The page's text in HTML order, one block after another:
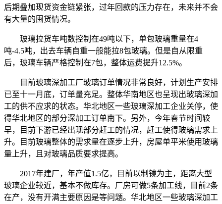
后期叠加现货资金链紧张，过年回款的压力存在，未来并不会
有大量的囤货情况。
玻璃拉货车吨数控制在49吨以下，单包玻璃重量在4
吨-4.5吨，出去车辆自重一般能拉8包玻璃。但是自从限重
后，玻璃车辆严格控制在7包，整体运费提升12.5%。
目前玻璃深加工厂玻璃订单情况非常良好，计划生产安排
已至十一月底，订单量充足。整体华南地区也呈现出玻璃深加
工的供不应求的状态。华北地区一些玻璃深加工企业关停，使
得华北地区的部分深加工订单南下。另外，今年春节时间较
早，目前下游已经出现部分赶工的情况，赶工使得玻璃需求上
升。目前玻璃整体的需求量在逐步上升，房屋单平米使用玻璃
量上升，且对玻璃品质要求提高。
2017年建厂，年产值1.5亿，目前以制镜为主，距离大型
玻璃企业较近，基本不做库存。厂房可做5条加工线，目前2条
在产，没有开满主要原因是等问题。华北地区一些玻璃深加工